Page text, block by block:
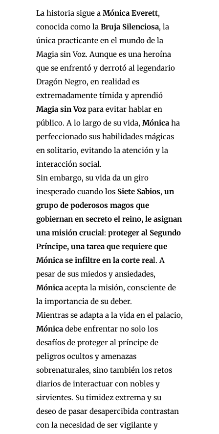
La historia sigue a Mónica Everett,
conocida como la Bruja Silenciosa, la
única practicante en el mundo de la
Magia sin Voz. Aunque es una heroína
que se enfrentó y derrotó al legendario
Dragón Negro, en realidad es
extremadamente tímida y aprendió
Magia sin Voz para evitar hablar en
público. A lo largo de su vida, Mónica ha
perfeccionado sus habilidades mágicas
en solitario, evitando la atención y la
interacción social.
Sin embargo, su vida da un giro
inesperado cuando los Siete Sabios, un
grupo de poderosos magos que
gobiernan en secreto el reino, le asignan
una misión crucial: proteger al Segundo
Príncipe, una tarea que requiere que
Mónica se infiltre en la corte real. A
pesar de sus miedos y ansiedades,
Mónica acepta la misión, consciente de
la importancia de su deber.
Mientras se adapta a la vida en el palacio,
Mónica debe enfrentar no solo los
desafíos de proteger al príncipe de
peligros ocultos y amenazas
sobrenaturales, sino también los retos
diarios de interactuar con nobles y
sirvientes. Su timidez extrema y su
deseo de pasar desapercibida contrastan
con la necesidad de ser vigilante y